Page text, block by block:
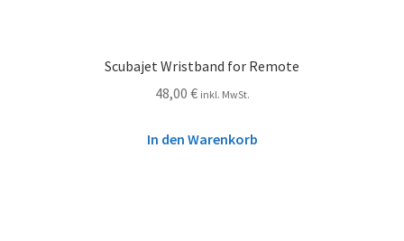
Scubajet Wristband for Remote
48,00 € inkl. MwSt.
In den Warenkorb